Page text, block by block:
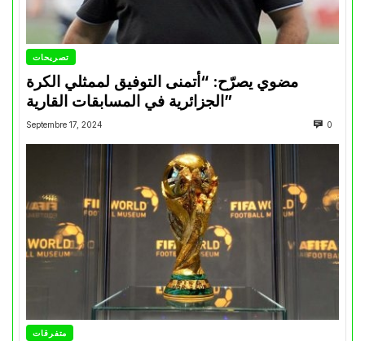
تصريحات
مضوي يصرّح: “أتمنى التوفيق لممثلي الكرة
الجزائرية في المسابقات القارية”
Septembre 17, 2024 0
متفرقات